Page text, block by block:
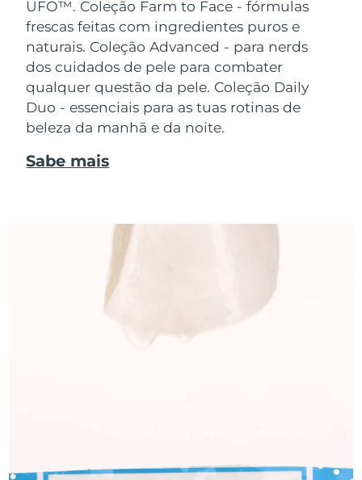
UFO™. Coleção Farm to Face - fórmulas
frescas feitas com ingredientes puros e
naturais. Coleção Advanced - para nerds
dos cuidados de pele para combater
qualquer questão da pele. Coleção Daily
Duo - essenciais para as tuas rotinas de
beleza da manhã e da noite.
Sabe mais